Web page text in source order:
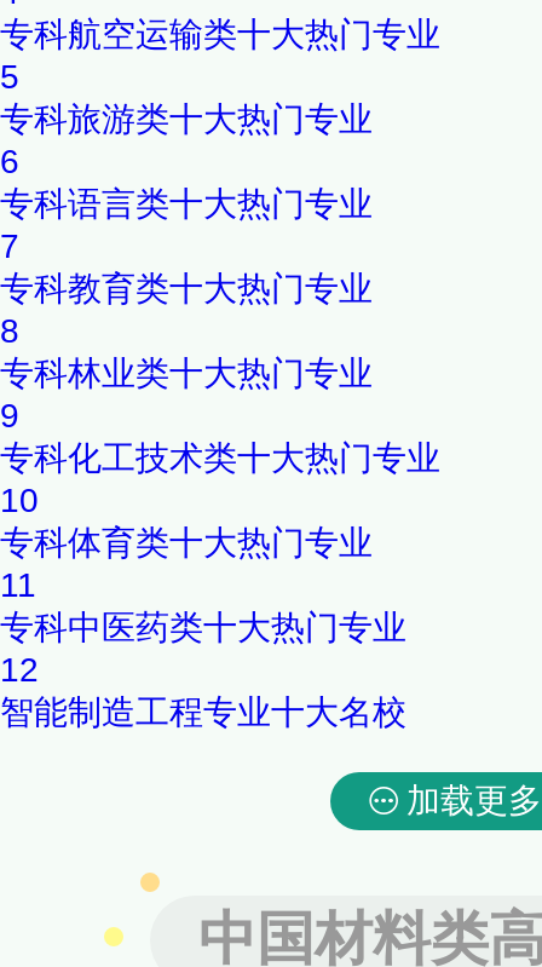
专科航空运输类十大热门专业
5
专科旅游类十大热门专业
6
专科语言类十大热门专业
7
专科教育类十大热门专业
8
专科林业类十大热门专业
9
专科化工技术类十大热门专业
10
专科体育类十大热门专业
11
专科中医药类十大热门专业
12
智能制造工程专业十大名校
加载更多
中国材料类